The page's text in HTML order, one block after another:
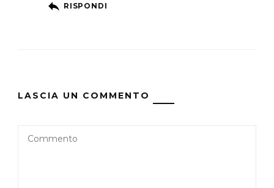
RISPONDI
LASCIA UN COMMENTO